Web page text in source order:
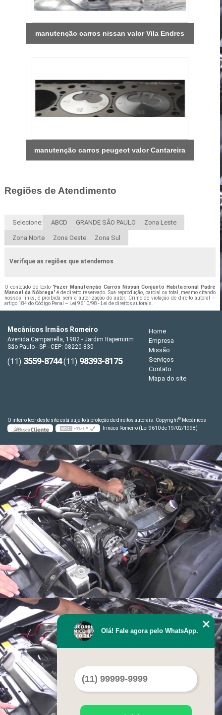
manutenção carros nissan valor Vila Endres
manutenção carros peugeot valor Cantareira
Regiões de Atendimento
Selecione: ABCD GRANDE SÃO PAULO Zona Leste
Zona Norte Zona Oeste Zona Sul
Verifique as regiões que atendemos
O conteúdo do texto "Fazer Manutenção Carros Nissan Conjunto Habitacional Padre
Manoel da Nóbrega" é de direito reservado. Sua reprodução, parcial ou total, mesmo citando
nossos links, é proibida sem a autorização do autor. Crime de violação de direito autoral –
artigo 184 do Código Penal – Lei 9610/98 - Lei de direitos autorais.
Mecânicos Irmãos Romeiro
Avenida Campanella, 1982 - Jardim Itapemirim
São Paulo - SP - CEP: 08220-830
(11) 3559-8744(11) 98393-8175
Home
Empresa
Missão
Serviços
Contato
Mapa do site
O inteiro teor deste site está sujeito à proteção de direitos autorais. Copyright© Mecânicos
Irmãos Romeiro (Lei 9610 de 19/02/1998)
Olá! Fale agora pelo WhatsApp.